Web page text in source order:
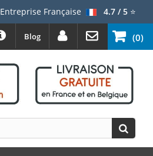
Entreprise Française 4.7 / 5⭐
(0)
Blog